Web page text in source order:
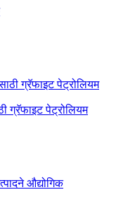
ग्रॅफाइट पेट्रोलियम